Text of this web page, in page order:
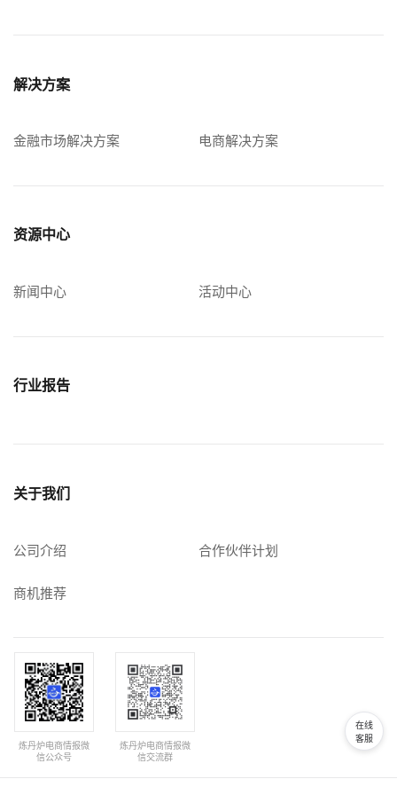
解决方案
金融市场解决方案 电商解决方案
资源中心
新闻中心 活动中心
行业报告
关于我们
公司介绍 合作伙伴计划
商机推荐
炼丹炉电商情报微
信公众号
炼丹炉电商情报微
信交流群
在线
客服